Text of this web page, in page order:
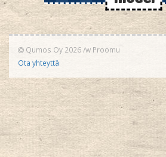
Qumos Oy 2026/w Proomu
Ota yhteyttä